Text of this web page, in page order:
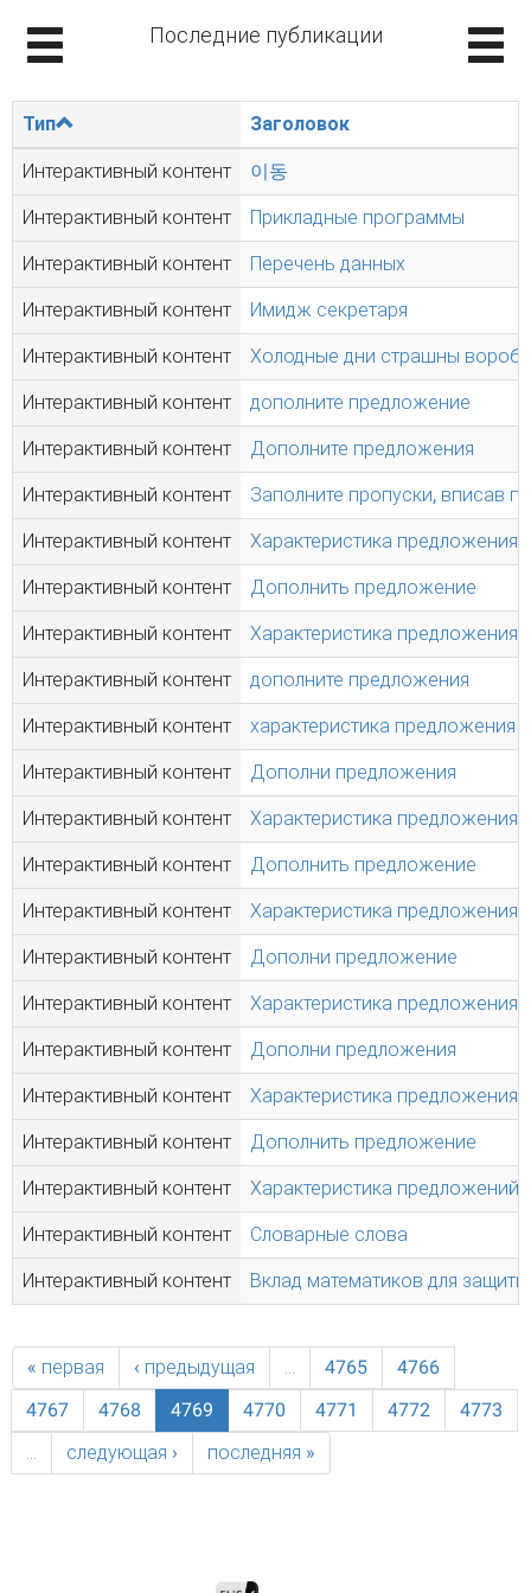
Последние публикации
Тип Заголовок
Интерактивный контент 이동
Интерактивный контент Прикладные программы
Интерактивный контент Перечень данных
Интерактивный контент Имидж секретаря
Интерактивный контент Холодные дни страшны
Интерактивный контент дополните предложение
Интерактивный контент Дополните предложения
Интерактивный контент Заполните пропуски, вписав
Интерактивный контент Характеристика предложения
Интерактивный контент Дополнить предложение
Интерактивный контент Характеристика предложения
Интерактивный контент дополните предложения
Интерактивный контент характеристика предложения
Интерактивный контент Дополни предложения
Интерактивный контент Характеристика предложения
Интерактивный контент Дополнить предложение
Интерактивный контент Характеристика предложения
Интерактивный контент Дополни предложение
Интерактивный контент Характеристика предложения
Интерактивный контент Дополни предложения
Интерактивный контент Характеристика предложения
Интерактивный контент Дополнить предложение
Интерактивный контент Характеристика предложений
Интерактивный контент Словарные слова
Интерактивный контент Вклад математиков для
« первая ‹ предыдущая … 4765
4766
4767
4768 4769 4770 4771 4772
4773
…
следующая › последняя »